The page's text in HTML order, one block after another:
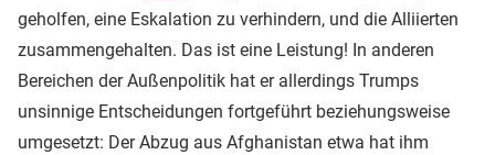
geholfen, eine Eskalation zu verhindern, und die Alliierten
zusammengehalten. Das ist eine Leistung! In anderen
Bereichen der Außenpolitik hat er allerdings Trumps
unsinnige Entscheidungen fortgeführt beziehungsweise
umgesetzt: Der Abzug aus Afghanistan etwa hat ihm